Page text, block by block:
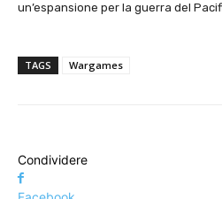
un’espansione per la guerra del
TAGS Wargames
Condividere